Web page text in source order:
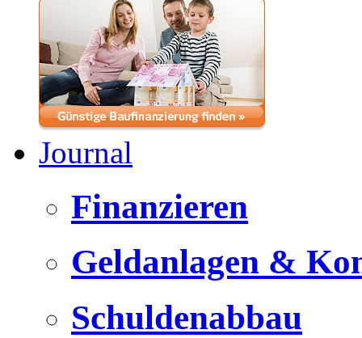
Journal
Finanzieren
Geldanlagen &
Schuldenabbau